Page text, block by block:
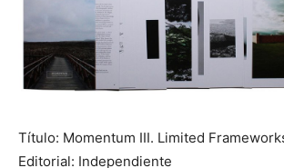
Título: Momentum III. Limited
Editorial: Independiente